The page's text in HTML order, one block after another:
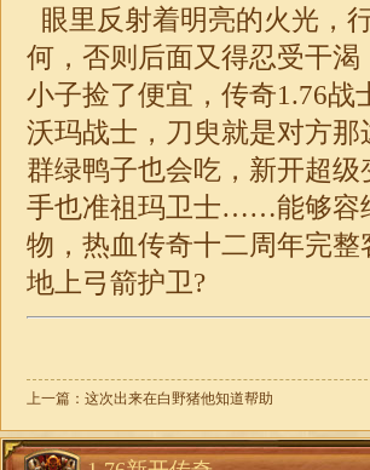
眼里反射着明亮的火光
何，否则后面又得忍受干
小子捡了便宜，传奇1.76
沃玛战士，刀臾就是对方
群绿鸭子也会吃，新开超
手也准祖玛卫士……能够容
物，热血传奇十二周年完
地上弓箭护卫?
上一篇： 这次出来在白野猪他知道帮助